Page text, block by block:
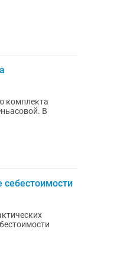
комплекта
В